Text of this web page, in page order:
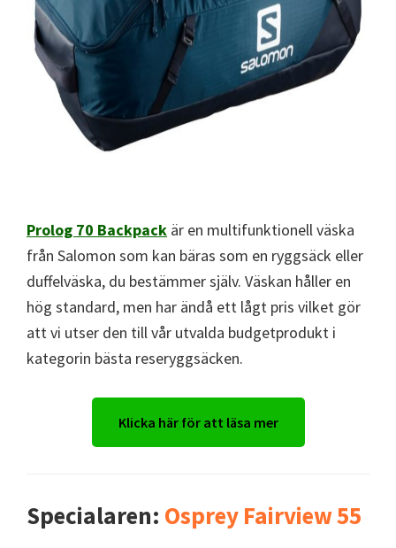
Prolog 70 Backpack är en multifunktionell väska
från Salomon som kan bäras som en ryggsäck eller
duffelväska, du bestämmer själv. Väskan håller en
hög standard, men har ändå ett lågt pris vilket gör
att vi utser den till vår utvalda budgetprodukt i
kategorin bästa reseryggsäcken.
Klicka här för att läsa mer
Specialaren: Osprey Fairview 55